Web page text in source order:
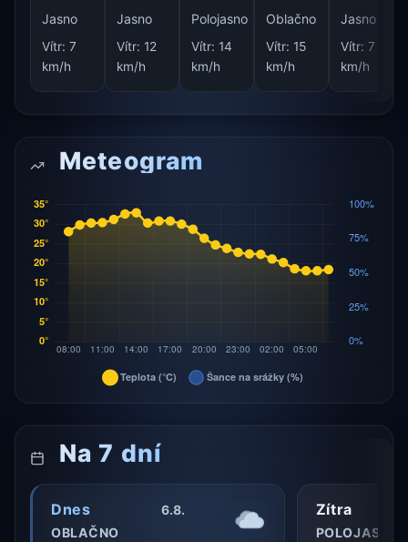
Jasno
Vítr: 7
km/h
Jasno
Vítr: 12
km/h
Polojasno
Vítr: 14
km/h
Oblačno
Vítr: 15
km/h
Jasno
Vítr: 7
km/h
Meteogram
Na 7 dní
Dnes
6.8.
OBLAČNO
Zítra
POLOJASNO